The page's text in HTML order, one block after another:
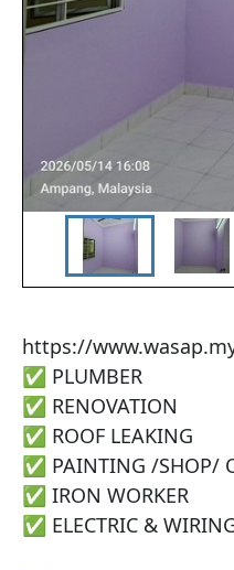
‎https://
‎✅️ PLUMBER
‎✅ ️RENOVATION
‎✅ ️ROOF LEAKING
‎✅️ PAINTING /SHOP/
‎✅️ IRON WORKER
‎✅️ ELECTRIC &